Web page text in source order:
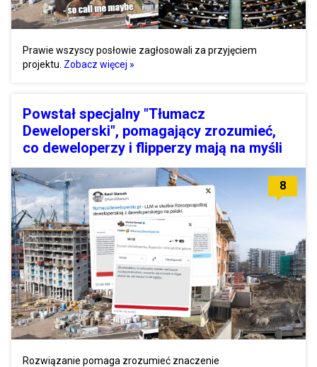
Prawie wszyscy posłowie zagłosowali za przyjęciem
projektu. Zobacz więcej »
Powstał specjalny "Tłumacz
Deweloperski", pomagający zrozumieć,
co deweloperzy i flipperzy mają na myśli
8
Rozwiązanie pomaga zrozumieć znaczenie